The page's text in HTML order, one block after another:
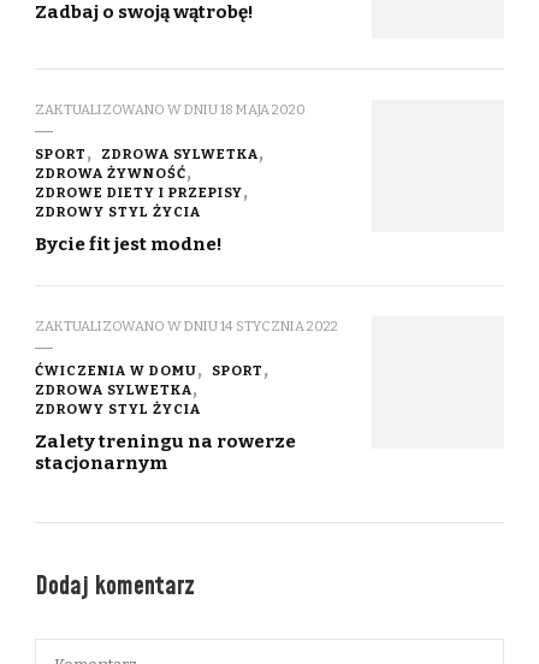
Zadbaj o swoją wątrobę!
ZAKTUALIZOWANO W DNIU18 MAJA 2020
SPORT
ZDROWA SYLWETKA
ZDROWA ŻYWNOŚĆ
ZDROWE DIETY I PRZEPISY
ZDROWY STYL ŻYCIA
Bycie fit jest modne!
ZAKTUALIZOWANO W DNIU14 STYCZNIA 2022
ĆWICZENIA W DOMU
SPORT
ZDROWA SYLWETKA
ZDROWY STYL ŻYCIA
Zalety treningu na rowerze
stacjonarnym
Dodaj komentarz